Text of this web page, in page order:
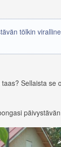
tölkin
Sellaista se